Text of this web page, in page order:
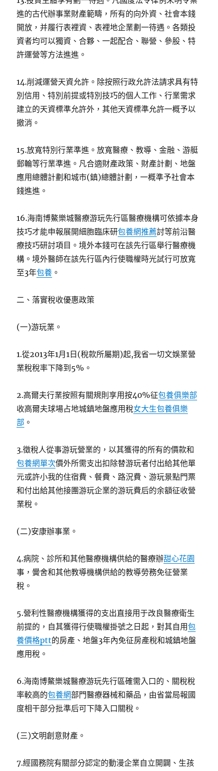
進的古代辦事業財產範疇，所有的向外資、社會本錢
開放，并履行表裡資、表裡地企業劃一待遇。各類投
資者均可以獨資、合夥、一起配合、聯營、參股、特
許運營等方法進進。
14.削減運營天資允許。除按照行政允許法請求具有特
別信用、特別前提或特別技巧的個人工作、行業需求
建立的天資標準允許外，其他天資標準允許一概予以
撤消。
15.放寬特別行業準進。放寬醫療、教導、金融、游艇
郵輪等行業準進。凡合適財產政策、財產計劃、地盤
應用總體計劃和城市(鎮)總體計劃，一概準予社會本
錢進進。
16.海南博鰲樂城醫療游玩先行區醫療機構可依據本身
技巧才能申報展開細胞臨床研包養網推薦討等前沿醫
療技巧研討項目。境外本錢可在該先行區舉行醫療機
構。境外醫師在該先行區內行使職權時光試行可放寬
至3年包養 。
二、落實稅收優惠政策
(一)游玩業。
1.從2013年1月1日(稅款所屬期)起,我省一切文娛業營
業稅稅率下降到5%。
2.高爾夫行業按照有關規則享用按40%征包養俱樂部
收高爾夫球場占地城鎮地盤應用稅女大生包養俱樂
部 。
3.徵稅人從事游玩營業的，以其獲得的所有的價款和
包養網單次價外所需支出扣除替游玩者付出給其他單
元或許小我的住宿費、餐費、路況費、游玩景點門票
和付出給其他接團游玩企業的游玩費后的余額征收營
業稅。
(二)安康辦事業。
4.病院、診所和其他醫療機構供給的醫療辦甜心花園
事，黌舍和其他教導機構供給的教導勞務免征營業
稅。
5.營利性醫療機構獲得的支出直接用于改良醫療衛生
前提的，自其獲得行使職權掛號之日起，對其自用包
養價格ptt的房產、地盤3年內免征房產稅和城鎮地盤
應用稅。
6.海南博鰲樂城醫療游玩先行區確需入口的、關稅稅
率較高的包養網部門醫療器械和藥品，由省當局報國
度相干部分批準后可下降入口關稅。
(三)文明創意財產。
7.經國務院有關部分認定的動漫企業自立開闢、生孩